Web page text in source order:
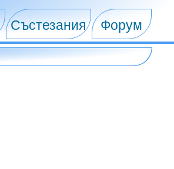
Състезания Форум